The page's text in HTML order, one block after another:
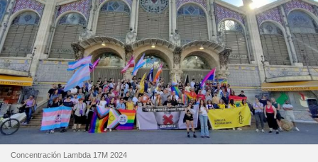
Concentración Lambda 17M 2024